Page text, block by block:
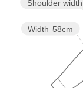
Width 58cm
Shoulder width